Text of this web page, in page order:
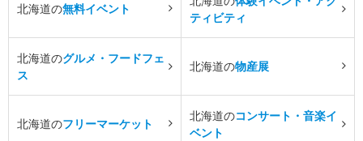
北海道の無料イベント
ティビティ
北海道のグルメ・フードフェ
ス
北海道の物産展
北海道のフリーマーケット
北海道のコンサート・音楽イ
ベント